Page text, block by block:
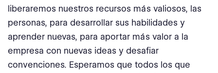
liberaremos nuestros recursos más valiosos, las
personas, para desarrollar sus habilidades y
aprender nuevas, para aportar más valor a la
empresa con nuevas ideas y desafiar
convenciones. Esperamos que todos los que